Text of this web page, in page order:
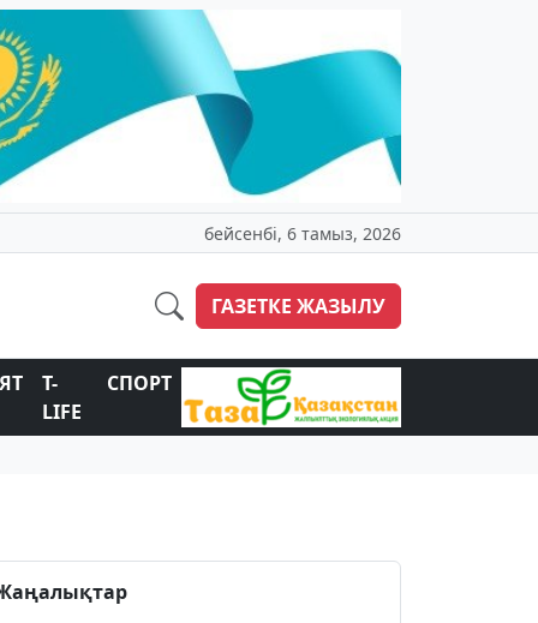
бейсенбі, 6 тамыз, 2026
ГАЗЕТКЕ ЖАЗЫЛУ
T-
LIFE
СПОРТ